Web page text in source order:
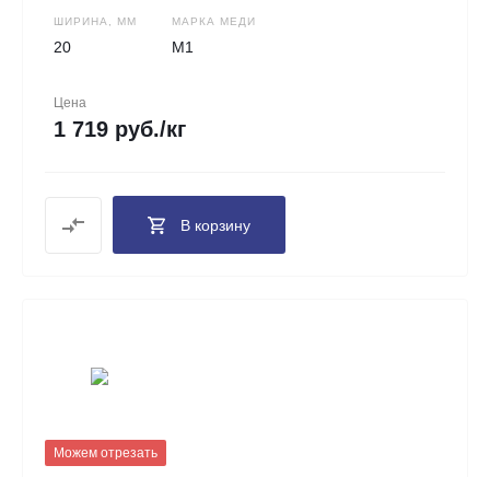
ШИРИНА, ММ
20
МАРКА МЕДИ
М1
Цена
1 719 руб./кг
В корзину
Можем отрезать